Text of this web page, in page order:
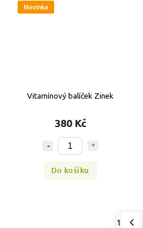
Novinka
Vitamínový balíček Zinek
380 Kč
Do košíku
1